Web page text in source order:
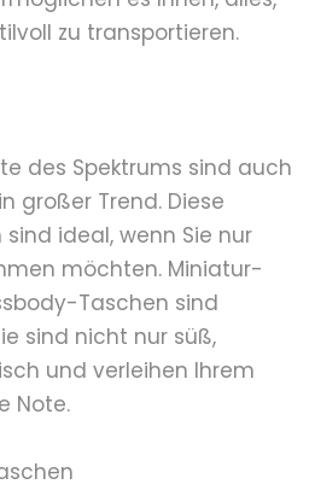
zu transportieren.
des Spektrums sind auch
großer Trend. Diese
ideal, wenn Sie nur
möchten. Miniatur-
Taschen sind
sind nicht nur süß,
und verleihen Ihrem
Note.